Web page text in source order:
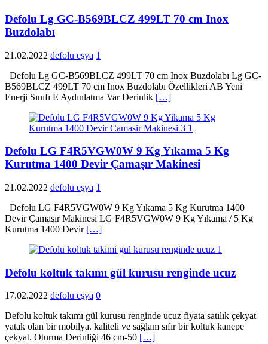
Defolu Lg GC-B569BLCZ 499LT 70 cm Inox
Buzdolabı
21.02.2022 defolu eşya 1
Defolu Lg GC-B569BLCZ 499LT 70 cm Inox Buzdolabı Lg GC-
B569BLCZ 499LT 70 cm Inox Buzdolabı Özellikleri AB Yeni
Enerji Sınıfı E Aydınlatma Var Derinlik […]
Defolu LG F4R5VGW0W 9 Kg Yıkama 5 Kg
Kurutma 1400 Devir Çamaşır Makinesi
21.02.2022 defolu eşya 1
Defolu LG F4R5VGW0W 9 Kg Yıkama 5 Kg Kurutma 1400
Devir Çamaşır Makinesi LG F4R5VGW0W 9 Kg Yıkama / 5 Kg
Kurutma 1400 Devir […]
Defolu koltuk takımı gül kurusu renginde ucuz
17.02.2022 defolu eşya 0
Defolu koltuk takımı gül kurusu renginde ucuz fiyata satılık çekyat
yatak olan bir mobilya. kaliteli ve sağlam sıfır bir koltuk kanepe
çekyat. Oturma Derinliği 46 cm-50 […]